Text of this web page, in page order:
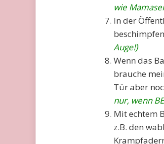
wie
In der
Auge!)
Wenn das
brauche
Tür aber
nur, wenn
Mit echtem
z.B. den